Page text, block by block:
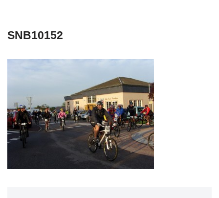
SNB10152